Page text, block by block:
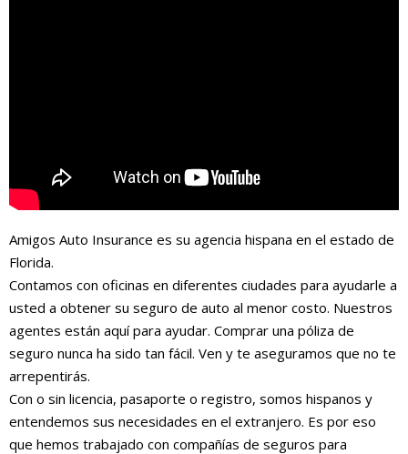
Amigos Auto Insurance es su agencia hispana en el estado de
Florida.
Contamos con oficinas en diferentes ciudades para ayudarle a
usted a obtener su seguro de auto al menor costo. Nuestros
agentes están aquí para ayudar. Comprar una póliza de
seguro nunca ha sido tan fácil. Ven y te aseguramos que no te
arrepentirás.
Con o sin licencia, pasaporte o registro, somos hispanos y
entendemos sus necesidades en el extranjero. Es por eso
que hemos trabajado con compañías de seguros para